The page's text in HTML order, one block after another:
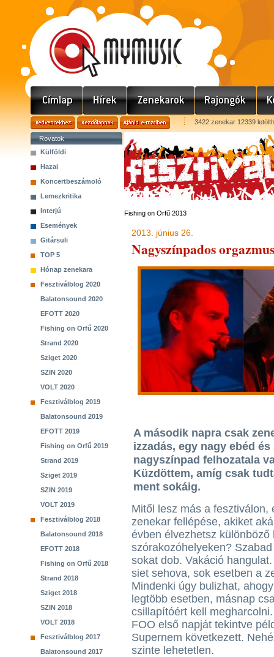
3422 zenekar 12339
Rovatok
Külföldi
Hazai
Koncertbeszámoló
Lemezkritika
Interjú
Események
Gitársuli
TOP 5
Hónap zenekara
Fesztiválblog 2020
Balatonsound 2020
EFOTT 2020
Fishing on Orfű 2020
Strand 2020
Sziget 2020
SZIN 2020
VOLT 2020
Fesztiválblog 2019
Balatonsound 2019
EFOTT 2019
Fishing on Orfű 2019
Strand 2019
Sziget 2019
SZIN 2019
VOLT 2019
Fesztiválblog 2018
Balatonsound 2018
EFOTT 2018
Fishing on Orfű 2018
Strand 2018
Sziget 2018
SZIN 2018
VOLT 2018
Fesztiválblog 2017
Balatonsound 2017
Fishing on Orfű 2013
2013. június 26.
Nagyszínpados
A második napra csak
izzadás, egy nagy ebéd
nagyszínpad felhozatala
Küzdöttem, amíg csak
ment sokáig.
Mitől lesz más a fesztiválon,
zenekar fellépése, akiket
évben élvezhetsz különböző
szórakozóhelyeken?
sokat dob. Vakáció
siet sehova, sok esetben a
Mindenki úgy bulizhat,
legtöbb esetben, másnap
csillapítóért kell
FOO első napját tekintve
Supernem következett.
szinte lehetetlen.